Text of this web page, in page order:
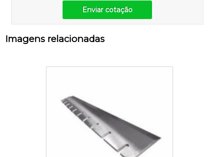
Enviar cotação
Imagens relacionadas